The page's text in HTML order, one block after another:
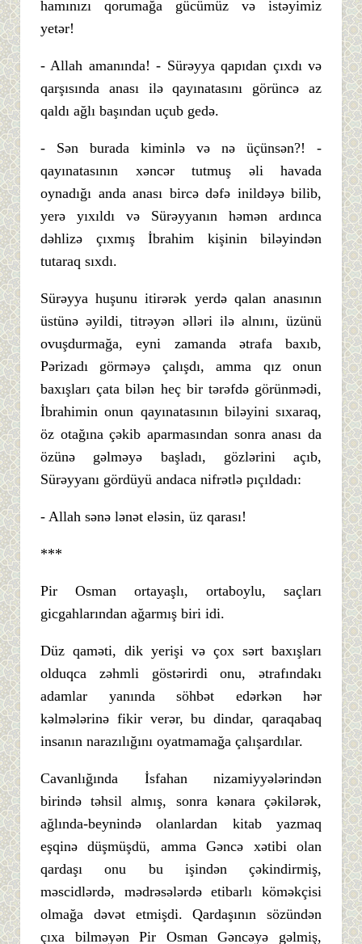
hamınızı qorumağa gücümüz və istəyimiz
yetər!
- Allah amanında! - Sürəyya qapıdan çıxdı və
qarşısında anası ilə qayınatasını görüncə az
qaldı ağlı başından uçub gedə.
- Sən burada kiminlə və nə üçünsən?! -
qayınatasının xəncər tutmuş əli havada
oynadığı anda anası bircə dəfə inildəyə bilib,
yerə yıxıldı və Sürəyyanın həmən ardınca
dəhlizə çıxmış İbrahim kişinin biləyindən
tutaraq sıxdı.
Sürəyya huşunu itirərək yerdə qalan anasının
üstünə əyildi, titrəyən əlləri ilə alnını, üzünü
ovuşdurmağa, eyni zamanda ətrafa baxıb,
Pərizadı görməyə çalışdı, amma qız onun
baxışları çata bilən heç bir tərəfdə görünmədi,
İbrahimin onun qayınatasının biləyini sıxaraq,
öz otağına çəkib aparmasından sonra anası da
özünə gəlməyə başladı, gözlərini açıb,
Sürəyyanı gördüyü andaca nifrətlə pıçıldadı:
- Allah sənə lənət eləsin, üz qarası!
***
Pir Osman ortayaşlı, ortaboylu, saçları
gicgahlarından ağarmış biri idi.
Düz qaməti, dik yerişi və çox sərt baxışları
olduqca zəhmli göstərirdi onu, ətrafındakı
adamlar yanında söhbət edərkən hər
kəlmələrinə fikir verər, bu dindar, qaraqabaq
insanın narazılığını oyatmamağa çalışardılar.
Cavanlığında İsfahan nizamiyyələrindən
birində təhsil almış, sonra kənara çəkilərək,
ağlında-beynində olanlardan kitab yazmaq
eşqinə düşmüşdü, amma Gəncə xətibi olan
qardaşı onu bu işindən çəkindirmiş,
məscidlərdə, mədrəsələrdə etibarlı köməkçisi
olmağa dəvət etmişdi. Qardaşının sözündən
çıxa bilməyən Pir Osman Gəncəyə gəlmiş,